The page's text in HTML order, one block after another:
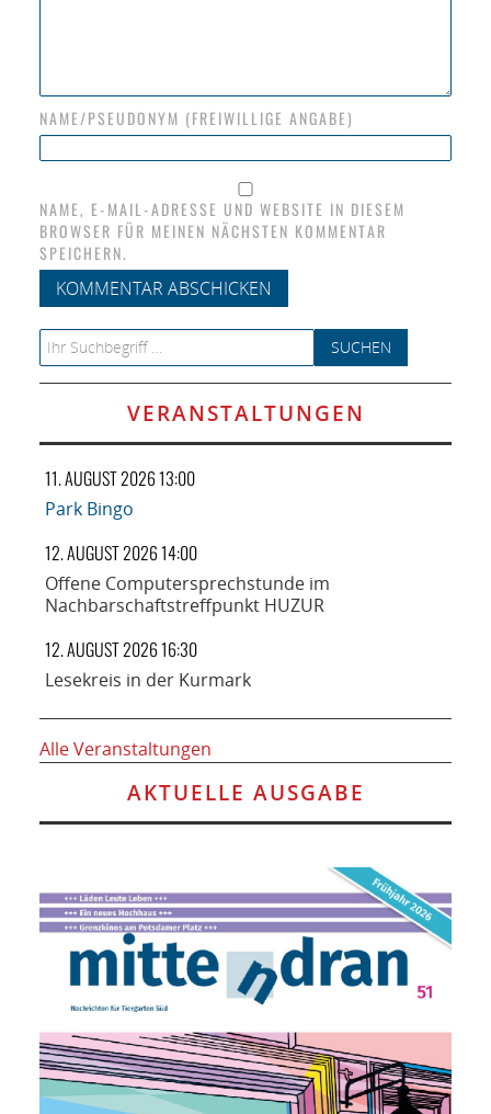
NAME/PSEUDONYM (FREIWILLIGE ANGABE)
NAME, E-MAIL-ADRESSE UND WEBSITE IN DIESEM
BROWSER FÜR MEINEN NÄCHSTEN KOMMENTAR
SPEICHERN.
Search for:
VERANSTALTUNGEN
11. AUGUST 2026 13:00
Park Bingo
12. AUGUST 2026 14:00
Offene Computersprechstunde im
Nachbarschaftstreffpunkt HUZUR
12. AUGUST 2026 16:30
Lesekreis in der Kurmark
Alle Veranstaltungen
AKTUELLE AUSGABE